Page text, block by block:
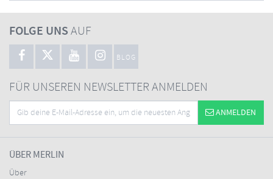
FOLGE UNSAUF
BLOG
FÜR UNSEREN NEWSLETTER ANMELDEN
ANMELDEN
ÜBER MERLIN
Über